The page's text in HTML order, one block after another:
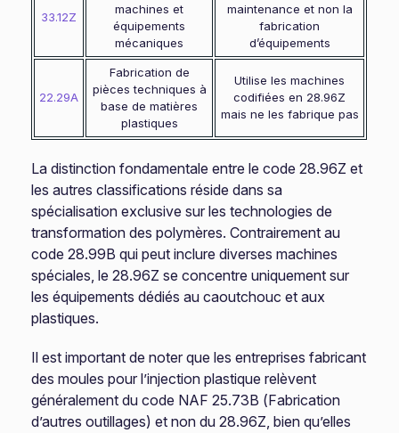
33.12Z
machines et
équipements
mécaniques
maintenance et non la
fabrication
d’équipements
22.29A
Fabrication de
pièces techniques à
base de matières
plastiques
Utilise les machines
codifiées en 28.96Z
mais ne les fabrique pas
La distinction fondamentale entre le code 28.96Z et
les autres classifications réside dans sa
spécialisation exclusive sur les technologies de
transformation des polymères. Contrairement au
code 28.99B qui peut inclure diverses machines
spéciales, le 28.96Z se concentre uniquement sur
les équipements dédiés au caoutchouc et aux
plastiques.
Il est important de noter que les entreprises fabricant
des moules pour l’injection plastique relèvent
généralement du code NAF 25.73B (Fabrication
d’autres outillages) et non du 28.96Z, bien qu’elles